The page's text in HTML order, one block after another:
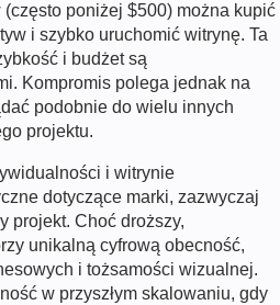
poniżej $500) można kupić
i szybko uruchomić witrynę. Ta
i budżet są
Kompromis polega jednak na
podobnie do wielu innych
projektu.
i witrynie
dotyczące marki, zazwyczaj
projekt. Choć droższy,
unikalną cyfrową obecność,
i tożsamości wizualnej.
w przyszłym skalowaniu, gdy